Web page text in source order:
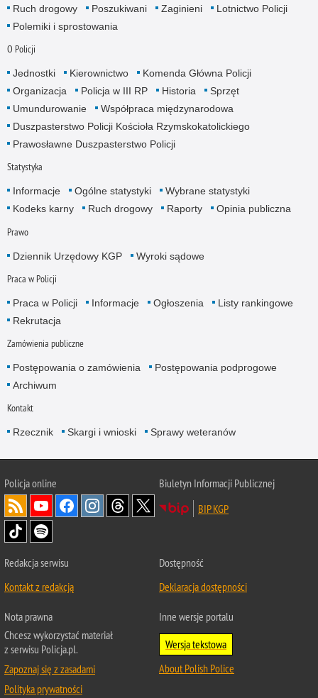
Ruch drogowy
Poszukiwani Zaginieni
Lotnictwo Policji
Polemiki i sprostowania
O Policji
Jednostki Kierownictwo
Komenda Główna Policji
Organizacja
Policja w III RP Historia
Sprzęt
Umundurowanie
Współpraca międzynarodowa
Duszpasterstwo Policji Kościoła Rzymskokatolickiego
Prawosławne Duszpasterstwo Policji
Statystyka
Informacje Ogólne statystyki
Wybrane statystyki
Kodeks karny
Ruch drogowy Raporty Opinia publiczna
Prawo
Dziennik Urzędowy KGP Wyroki sądowe
Praca w Policji
Praca w Policji Informacje Ogłoszenia
Listy rankingowe
Rekrutacja
Zamówienia publiczne
Postępowania o zamówienia
Postępowania podprogowe
Archiwum
Kontakt
Rzecznik Skargi i wnioski Sprawy weteranów
Policjaonline
Biuletyn Informacji Publicznej
BIP KGP
Redakcja serwisu
Kontakt z redakcją
Dostępność
Deklaracja dostępności
Nota prawna
Chcesz wykorzystać materiał
z serwisu Policja.pl.
Zapoznaj się z zasadami
Polityka prywatności
Inne wersje portalu
Wersja tekstowa
About Polish Police